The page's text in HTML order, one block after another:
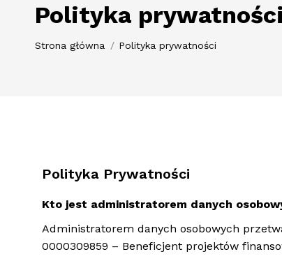
Polityka prywatności
Jesteś tutaj:
Strona główna Polityka prywatności
Polityka Prywatności
Kto jest administratorem danych
Administratorem danych osobowych
0000309859 – Beneficjent projektów